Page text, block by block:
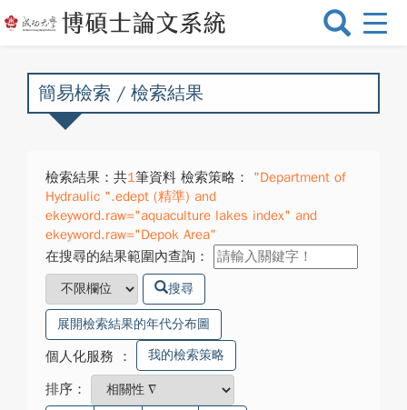
選
換
簡易檢索 / 檢索結果
檢索結果：共1筆資料 檢索策略：
"Department of
Hydraulic ".edept (精準) and
ekeyword.raw="aquaculture lakes index" and
ekeyword.raw="Depok Area"
在搜尋的結果範圍內查詢：
搜尋
展開檢索結果的年代分布圖
個人化服務 ： 我的檢索策略
排序：